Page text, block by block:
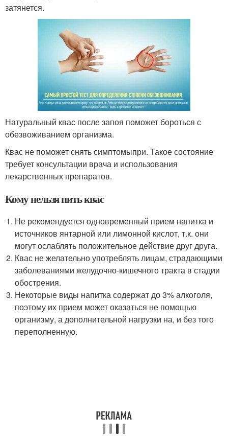
затянется.
Натуральный квас после запоя поможет бороться с
обезвоживанием организма.
Квас не поможет снять симптомыпри. Такое состояние
требует консультации врача и использования
лекарственных препаратов.
Кому нельзя пить квас
Не рекомендуется одновременный прием напитка и
источников янтарной или лимонной кислот, т.к. они
могут ослаблять положительное действие друг друга.
Квас не желательно употреблять лицам, страдающими
заболеваниями желудочно-кишечного тракта в стадии
обострения.
Некоторые виды напитка содержат до 3% алкоголя,
поэтому их прием может оказаться не помощью
организму, а дополнительной нагрузки на, и без того
переполненную.